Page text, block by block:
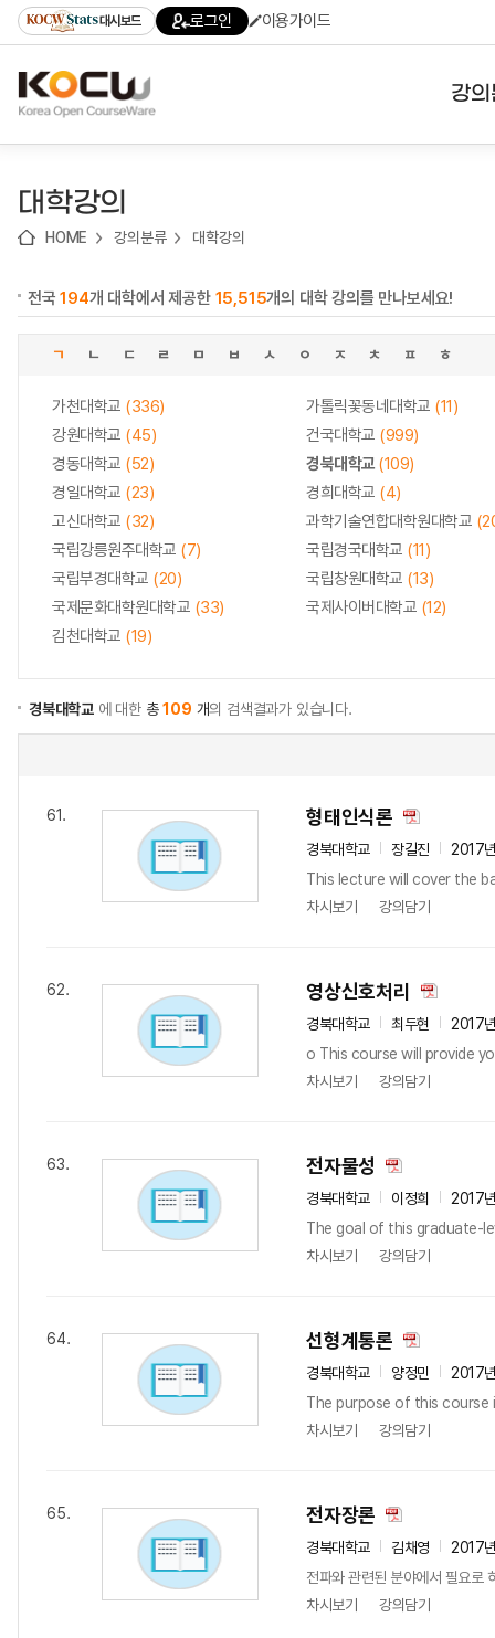
기
기
기
content)
가
대시보드 로그인 이용가이드
강
대학강의
HOME 강의분류 대학강의
전국194개 대학에서 제공한 15,515개의 대학 강의를 만나보세요!
ㄱ ㄴ ㄷ ㄹ ㅁ ㅂ ㅅ ㅇ ㅈ ㅊ ㅍ ㅎ
가천대학교 (336) 가톨릭꽃동네대학교 (11)
강원대학교 (45) 건국대학교 (999)
경동대학교 (52) 경북대학교(109)
경일대학교 (23) 경희대학교 (4)
고신대학교 (32) 과학기술연합대학원대학교
국립강릉원주대학교 (7) 국립경국대학교 (11)
국립부경대학교 (20) 국립창원대학교 (13)
국제문화대학원대학교 (33) 국제사이버대학교 (12)
김천대학교 (19)
경북대학교 에 대한 총109 개의 검색결과가 있습니다.
61. 형태인식론
경북대학교 장길진
2017
This lecture will cover the
차시보기
강의담기
62. 영상신호처리
경북대학교 최두현
2017
o This course will provide
차시보기
강의담기
63. 전자물성
경북대학교 이정희
2017
The goal of this graduate-
차시보기
강의담기
64. 선형계통론
경북대학교 양정민
2017
The purpose of this course
차시보기
강의담기
65. 전자장론
경북대학교 김채영
2017
전파와 관련된 분야에서 필요로
차시보기
강의담기